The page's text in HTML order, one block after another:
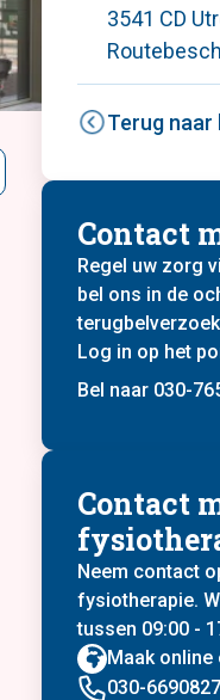
3541 CD
Terug
Contact
Regel uw zorg
bel ons in de
Log in op het
Bel naar 030-
Contact
Neem contact
fysiotherapie.
tussen 09:00 -
Maak
030-6690827